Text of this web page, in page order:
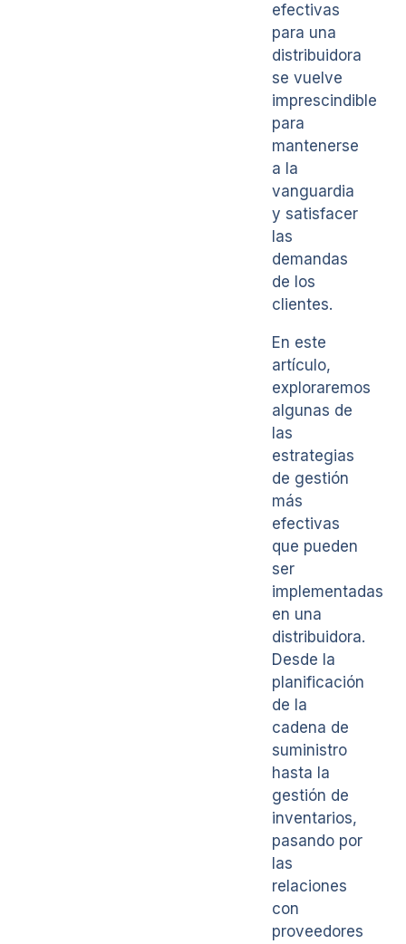
efectivas
para una
distribuidora
se vuelve
imprescindible
para
mantenerse
a la
vanguardia
y satisfacer
las
demandas
de los
clientes.
En este
artículo,
exploraremos
algunas de
las
estrategias
de gestión
más
efectivas
que pueden
ser
implementadas
en una
distribuidora.
Desde la
planificación
de la
cadena de
suministro
hasta la
gestión de
inventarios,
pasando por
las
relaciones
con
proveedores